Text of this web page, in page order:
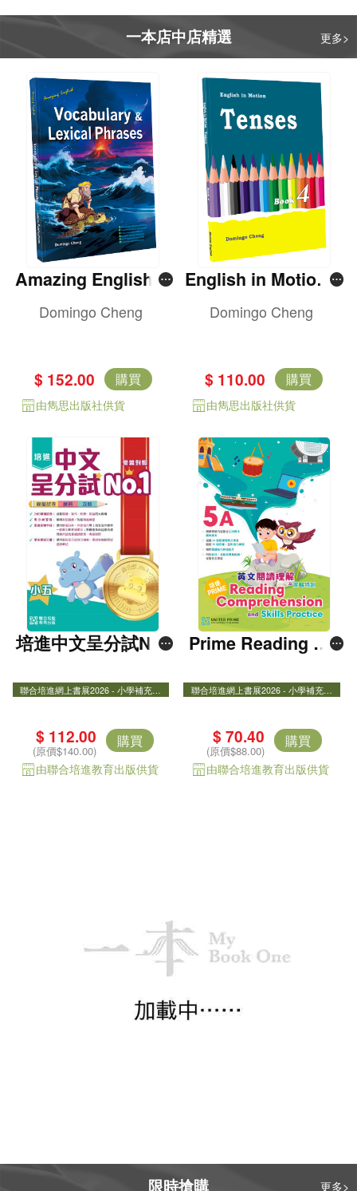
一本店中店精選 更多>
Amazing English V
ocabulary & Lexica
l Phrases
Domingo Cheng
$ 152.00 購買
由雋思出版社供貨
English in Motion T
enses Book 4
Domingo Cheng
$ 110.00 購買
由雋思出版社供貨
培進中文呈分試No.
習+攻略（粵普錄音
聯合培進網上書展2026 - 小學補充練
$ 112.00
(原價$140.00)
購買
由聯合培進教育出版供貨
Prime Reading Co
聯合培進網上書展2026 - 小學補充練
小學測考/​ 呈分試必備​
Prime Reading Comprehension and Skill
s Practice
$ 70.40
(原價$88.00)
購買
由聯合培進教育出版供貨
限時搶購 更多>